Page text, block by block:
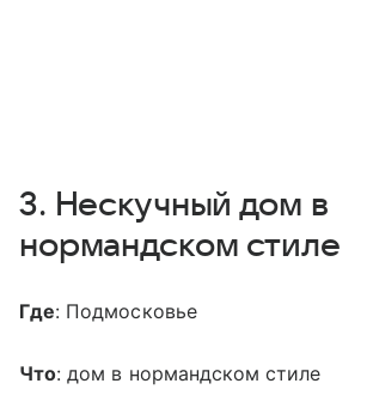
3. Нескучный дом в
нормандском стиле
Где: Подмосковье
Что: дом в нормандском стиле